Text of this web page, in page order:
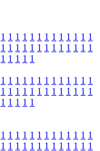
1 1 1 1 1 1 1 1 1 1 1 1 1
1 1 1 1 1 1 1 1 1 1 1 1 1
1 1 1 1 1
1 1 1 1 1 1 1 1 1 1 1 1 1
1 1 1 1 1 1 1 1 1 1 1 1 1
1 1 1 1 1
1 1 1 1 1 1 1 1 1 1 1 1 1
1 1 1 1 1 1 1 1 1 1 1 1 1